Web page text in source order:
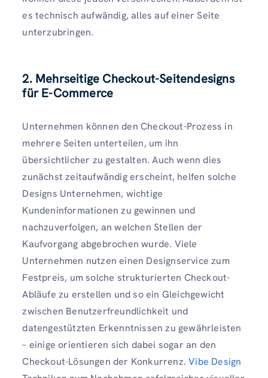
es technisch aufwändig, alles auf einer Seite
unterzubringen.
2. Mehrseitige Checkout-Seitendesigns
für E-Commerce
Unternehmen können den Checkout-Prozess in
mehrere Seiten unterteilen, um ihn
übersichtlicher zu gestalten. Auch wenn dies
zunächst zeitaufwändig erscheint, helfen solche
Designs Unternehmen, wichtige
Kundeninformationen zu gewinnen und
nachzuverfolgen, an welchen Stellen der
Kaufvorgang abgebrochen wurde. Viele
Unternehmen nutzen einen Designservice zum
Festpreis, um solche strukturierten Checkout-
Abläufe zu erstellen und so ein Gleichgewicht
zwischen Benutzerfreundlichkeit und
datengestützten Erkenntnissen zu gewährleisten
– einige orientieren sich dabei sogar an den
Checkout-Lösungen der Konkurrenz.Vibe Design